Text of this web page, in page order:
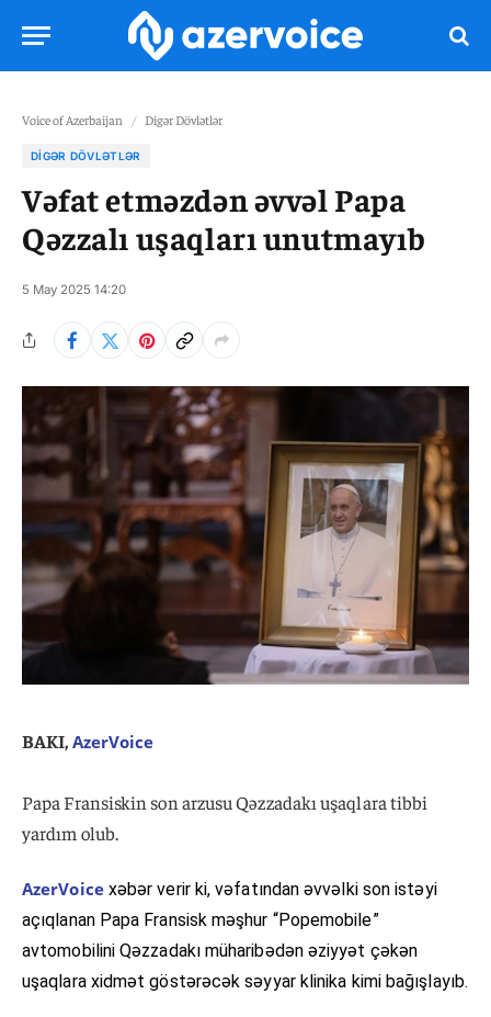
Voice of Azerbaijan / Digər Dövlətlər
DIGƏR DÖVLƏTLƏR
Vəfat etməzdən əvvəl Papa
Qəzzalı uşaqları unutmayıb
5 May 2025 14:20
BAKI, AzerVoice
Papa Fransiskin son arzusu Qəzzadakı uşaqlara tibbi
yardım olub.
AzerVoice xəbər verir ki, vəfatından əvvəlki son istəyi
açıqlanan Papa Fransisk məşhur “Popemobile”
avtomobilini Qəzzadakı müharibədən əziyyət çəkən
uşaqlara xidmət göstərəcək səyyar klinika kimi bağışlayıb.